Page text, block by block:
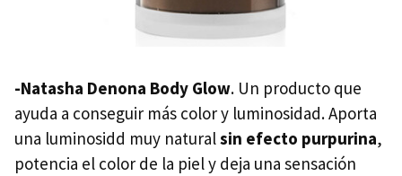
-Natasha Denona Body Glow. Un producto que
ayuda a conseguir más color y luminosidad. Aporta
una luminosidd muy naturalsin efecto purpurina,
potencia el color de la piel y deja una sensación